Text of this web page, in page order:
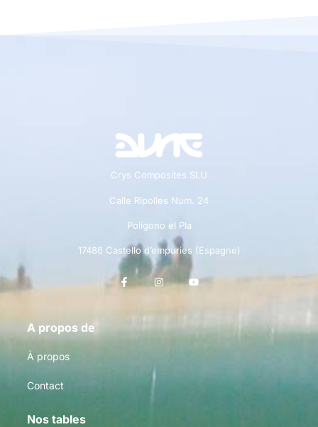
Crys Composites SLU
Calle Ripolles Num. 24
Polígono el Pla
17486 Castello d’empuries (Espagne)
A propos de
À propos
Contact
Nos tables